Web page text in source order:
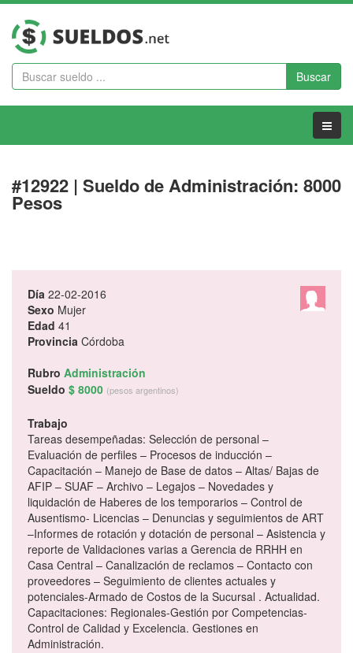
Buscar
Menu
#12922 | Sueldo de Administración: 8000
Pesos
Día 22-02-2016
Sexo Mujer
Edad 41
Provincia Córdoba
Rubro Administración
Sueldo $ 8000 (pesos argentinos)
Trabajo
Tareas desempeñadas: Selección de personal –
Evaluación de perfiles – Procesos de inducción –
Capacitación – Manejo de Base de datos – Altas/ Bajas de
AFIP – SUAF – Archivo – Legajos – Novedades y
liquidación de Haberes de los temporarios – Control de
Ausentismo- Licencias – Denuncias y seguimientos de ART
–Informes de rotación y dotación de personal – Asistencia y
reporte de Validaciones varias a Gerencia de RRHH en
Casa Central – Canalización de reclamos – Contacto con
proveedores – Seguimiento de clientes actuales y
potenciales-Armado de Costos de la Sucursal . Actualidad.
Capacitaciones: Regionales-Gestión por Competencias-
Control de Calidad y Excelencia. Gestiones en
Administración.